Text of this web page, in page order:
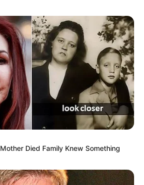
Died Family Knew Something